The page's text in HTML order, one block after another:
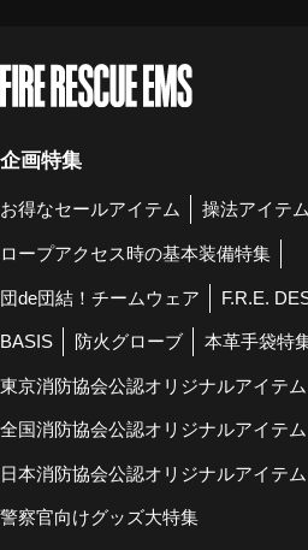
企画特集
お得なセールアイテム 操法アイテ
ロープアクセス時の基本装備特集
団de団結！チームウェア F.R.E.
BASIS 防火グローブ 本革手袋特
東京消防協会公認オリジナルアイテム
全国消防協会公認オリジナルアイテム
日本消防協会公認オリジナルアイテム
警察官向けグッズ大特集